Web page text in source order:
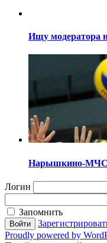
Ищу модератора
Нарышкино-МЧС
Логин
Запомнить
Proudly powered by